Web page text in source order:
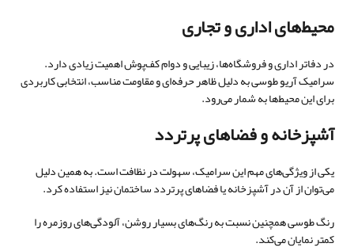
محیط‌های اداری و تجاری
در دفاتر اداری و فروشگاه‌ها، زیبایی و دوام کف‌پوش اهمیت زیادی دارد.
سرامیک آریو طوسی به دلیل ظاهر حرفه‌ای و مقاومت مناسب، انتخابی کاربردی
برای این محیط‌ها به شمار می‌رود.
آشپزخانه و فضاهای پرتردد
یکی از ویژگی‌های مهم این سرامیک، سهولت در نظافت است. به همین دلیل
می‌توان از آن در آشپزخانه یا فضاهای پرتردد ساختمان نیز استفاده کرد.
رنگ طوسی همچنین نسبت به رنگ‌های بسیار روشن، آلودگی‌های روزمره را
کمتر نمایان می‌کند.